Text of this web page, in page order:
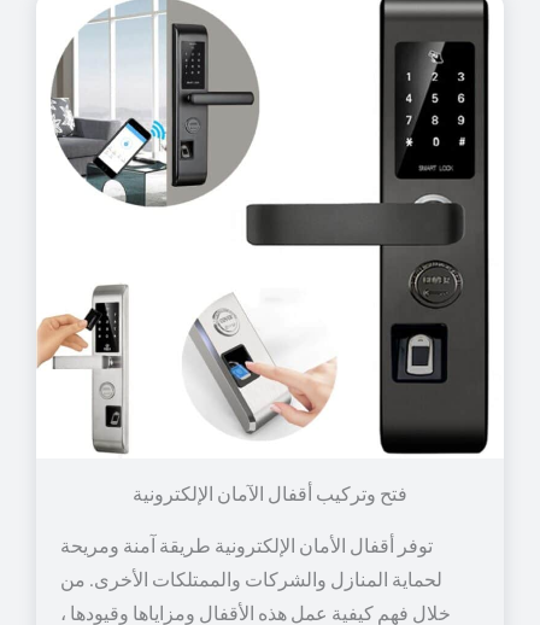
توفر أقفال الأمان الإلكترونية طريقة آمنة ومريحة
لحماية المنازل والشركات والممتلكات الأخرى. من
خلال فهم كيفية عمل هذه الأقفال ومزاياها وقيودها ،